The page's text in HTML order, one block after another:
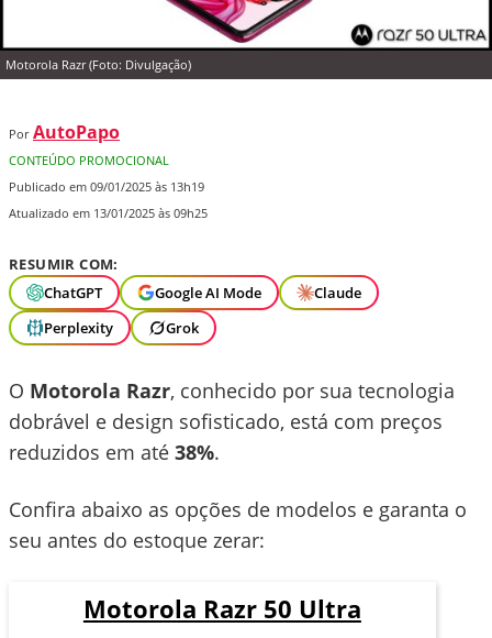
Motorola Razr (Foto: Divulgação)
Por AutoPapo
CONTEÚDO PROMOCIONAL
Publicado em 09/01/2025 às 13h19
Atualizado em 13/01/2025 às 09h25
RESUMIR COM:
ChatGPT
Google AI Mode
Claude
Perplexity
Grok
O Motorola Razr, conhecido por sua tecnologia
dobrável e design sofisticado, está com preços
reduzidos em até 38%.
Confira abaixo as opções de modelos e garanta o
seu antes do estoque zerar:
Motorola Razr 50 Ultra